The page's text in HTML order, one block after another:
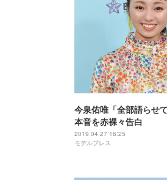
今泉佑唯「全部語らせ
本音を赤裸々告白
2019.04.27 16:25
モデルプレス